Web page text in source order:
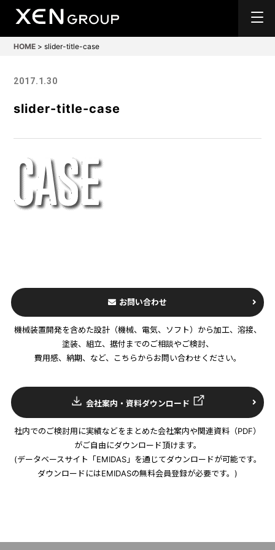
HOME >slider-title-case
2017.1.30
slider-title-case
お問い合わせ
機械装置開発を含めた設計（機械、電気、ソフト）から加工、溶接、
塗装、組立、据付までのご相談やご検討、
費用感、納期、など、こちらからお問い合わせください。
会社案内・資料ダウンロード
社内でのご検討用に実績などをまとめた会社案内や関連資料（PDF）
がご自由にダウンロード頂けます。
(データベースサイト「EMIDAS」を通じてダウンロードが可能です。
ダウンロードにはEMIDASの無料会員登録が必要です。)